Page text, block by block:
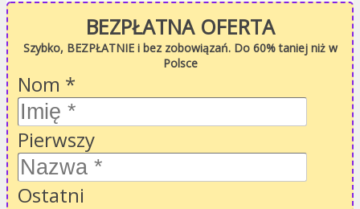
BEZPŁATNA OFERTA
Szybko, BEZPŁATNIE i bez zobowiązań. Do 60% taniej niż w
Polsce
Nom *
Pierwszy
Ostatni